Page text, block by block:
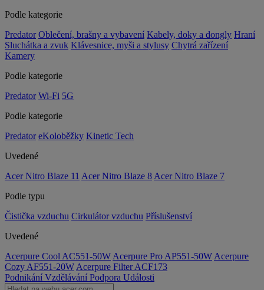
Podle kategorie
Predator Oblečení, brašny a vybavení Kabely, doky a dongly Hraní
Sluchátka a zvuk Klávesnice, myši a stylusy Chytrá zařízení
Kamery
Podle kategorie
Predator Wi-Fi 5G
Podle kategorie
Predator eKoloběžky Kinetic Tech
Uvedené
Acer Nitro Blaze 11 Acer Nitro Blaze 8 Acer Nitro Blaze 7
Podle typu
Čistička vzduchu Cirkulátor vzduchu Příslušenství
Uvedené
Acerpure Cool AC551-50W Acerpure Pro AP551-50W Acerpure
Cozy AF551-20W Acerpure Filter ACF173
Podnikání Vzdělávání Podpora Události